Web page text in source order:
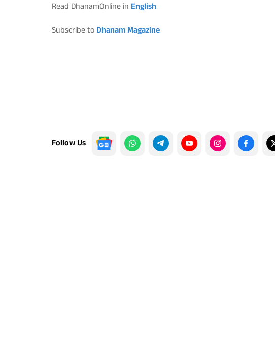
Read DhanamOnline in English
Subscribe to Dhanam Magazine
Follow Us